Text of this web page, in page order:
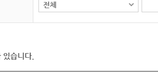
습니다.